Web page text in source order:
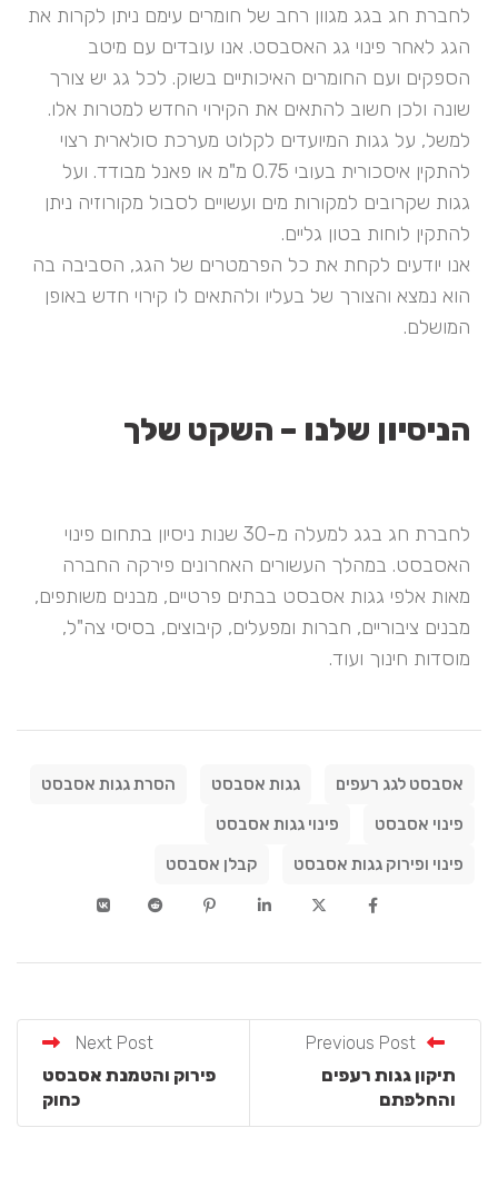
לחברת חג בגג מגוון רחב של חומרים עימם ניתן לקרות את
הגג לאחר פינוי גג האסבסט. אנו עובדים עם מיטב
הספקים ועם החומרים האיכותיים בשוק. לכל גג יש צורך
שונה ולכן חשוב להתאים את הקירוי החדש למטרות אלו.
למשל, על גגות המיועדים לקלוט מערכת סולארית רצוי
להתקין איסכורית בעובי 0.75 מ"מ או פאנל מבודד. ועל
גגות שקרובים למקורות מים ועשויים לסבול מקורוזיה ניתן
להתקין לוחות בטון גליים.
אנו יודעים לקחת את כל הפרמטרים של הגג, הסביבה בה
הוא נמצא והצורך של בעליו ולהתאים לו קירוי חדש באופן
המושלם.
הניסיון שלנו – השקט שלך
לחברת חג בגג למעלה מ-30 שנות ניסיון בתחום פינוי
האסבסט. במהלך העשורים האחרונים פירקה החברה
מאות אלפי גגות אסבסט בבתים פרטיים, מבנים משותפים,
מבנים ציבוריים, חברות ומפעלים, קיבוצים, בסיסי צה"ל,
מוסדות חינוך ועוד.
אסבסט לגג רעפים גגות אסבסט
הסרת גגות אסבסט
פינוי אסבסט
פינוי גגות אסבסט
פינוי ופירוק גגות אסבסט
קבלן אסבסט
Previous Post
תיקון גגות רעפים
והחלפתם
Next Post
פירוק והטמנת אסבסט
כחוק